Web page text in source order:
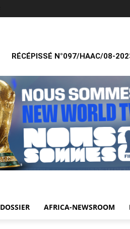
RÉCÉPISSÉ N°097/HAAC/08-
DOSSIER AFRICA-NEWSROOM